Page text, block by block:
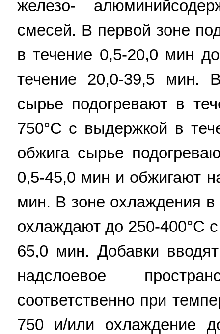
железо-
смесей. В первой зоне
в течение 0,5-20,0 мин
течение 20,0-39,5 мин.
сырье подогревают в
750°С с выдержкой в
обжига сырье
0,5-45,0 мин и обжигают
мин. В зоне охлаждения
охлаждают до 250-400°С
65,0 мин. Добавки
надслоевое
соответственно при
750 и/или охлаждение